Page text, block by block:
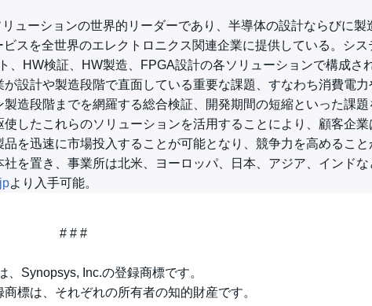
ューションの世界的リーダーであり、半導体の設計ならびに製
スを全世界のエレクトロニクス関連企業に提供している。シス
、HW検証、HW製造、FPGA設計の各ソリューションで構成さ
設計や製造段階で直面している重要な課題、すなわち消費電力
造段階までを網羅する総合検証、開発期間の短縮といった課題
したこれらのソリューションを活用することにより、顧客企業
を迅速に市場投入することが可能となり、競争力を高めること
を置き、事業所は北米、ヨーロッパ、日本、アジア、インドな
より入手可能。
# # #
、Synopsys, Inc.の登録商標です。
標は、それぞれの所有者の知的財産です。